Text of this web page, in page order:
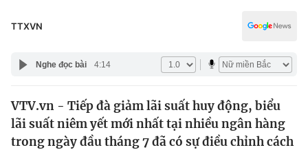
Pháp luật
Thế giới
Công nghệ
TTXVN
Nghe đọc bài 4:14
VTV.vn - Tiếp đà giảm lãi suất huy động, biểu
lãi suất niêm yết mới nhất tại nhiều ngân hàng
trong ngày đầu tháng 7 đã có sự điều chỉnh cách